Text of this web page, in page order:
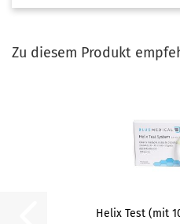
Zu diesem Produkt
Helix Test (mit